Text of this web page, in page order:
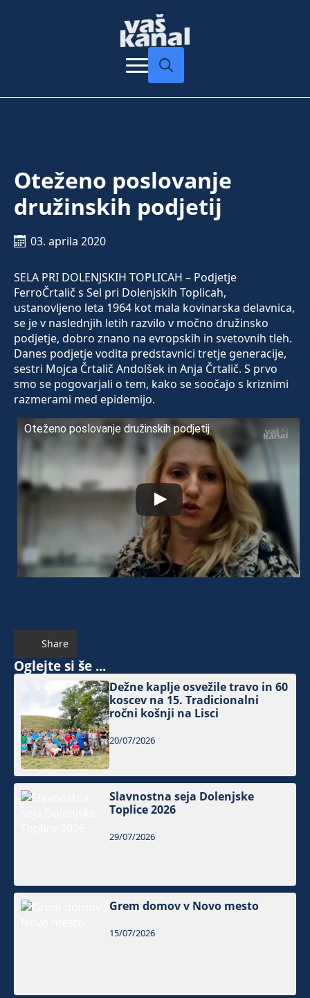
Oteženo poslovanje
družinskih podjetij
03. aprila 2020
SELA PRI DOLENJSKIH TOPLICAH – Podjetje
FerroČrtalič s Sel pri Dolenjskih Toplicah,
ustanovljeno leta 1964 kot mala kovinarska delavnica,
se je v naslednjih letih razvilo v močno družinsko
podjetje, dobro znano na evropskih in svetovnih tleh.
Danes podjetje vodita predstavnici tretje generacije,
sestri Mojca Črtalič Andolšek in Anja Črtalič. S prvo
smo se pogovarjali o tem, kako se soočajo s kriznimi
razmerami med epidemijo.
Oteženo poslovanje družinskih podjetij
Share
Oglejte si še ...
Dežne kaplje osvežile travo in 60
koscev na 15. Tradicionalni
ročni košnji na Lisci
20/07/2026
Slavnostna seja Dolenjske
Toplice 2026
29/07/2026
Grem domov v Novo mesto
15/07/2026